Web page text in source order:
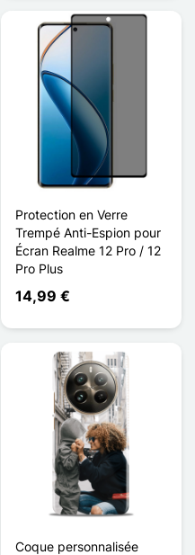
Protection en Verre
Trempé Anti-Espion pour
Écran Realme 12 Pro / 12
Pro Plus
14,99 €
Coque personnalisée